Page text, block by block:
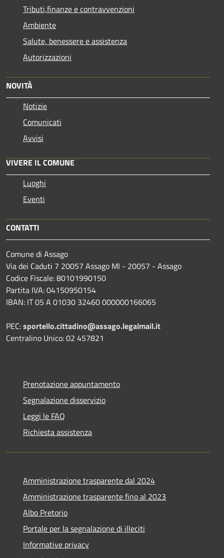
Tributi,finanze e contravvenzioni
Ambiente
Salute, benessere e assistenza
Autorizzazioni
NOVITÀ
Notizie
Comunicati
Avvisi
VIVERE IL COMUNE
Luoghi
Eventi
CONTATTI
Comune di Assago
Via dei Caduti 7 20057 Assago MI - 20057 - Assago
Codice Fiscale: 80101990150
Partita IVA: 04150950154
IBAN: IT 05 A 01030 32460 000000166065
PEC:sportello.cittadino@assago.legalmail.it
Centralino Unico: 02 457821
Prenotazione appuntamento
Segnalazione disservizio
Leggi le FAQ
Richiesta assistenza
Amministrazione trasparente dal 2024
Amministrazione trasparente fino al 2023
Albo Pretorio
Portale per la segnalazione di illeciti
Informative privacy